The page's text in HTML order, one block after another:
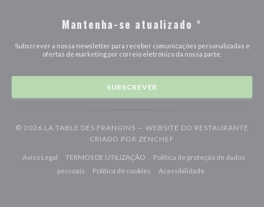
Mantenha-se atualizado *
Subscrever a nossa newsletter para receber comunicações personalizadas e
ofertas de marketing por correio eletrónico da nossa parte.
SUBSCREVER
© 2026 LA TABLE DES FRANGINS — WEBSITE DO RESTAURANTE
CRIADO POR ZENCHEF
Aviso Legal((abre numa nova janela))
TERMOS DE UTILIZAÇÃO((abre numa nova janela))
Política de proteção de dados
pessoais((abre numa nova janela))
Política de cookies((abre numa nova janela))
Acessibilidade((abre numa nova